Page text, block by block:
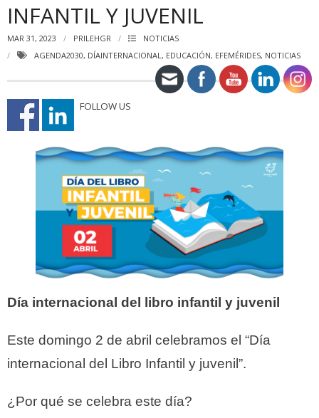
INFANTIL Y JUVENIL
MAR 31, 2023 PRILEHGR
NOTICIAS
AGENDA2030, DÍAINTERNACIONAL, EDUCACIÓN, EFEMÉRIDES, NOTICIAS
FOLLOW US
Día internacional del libro infantil y juvenil
Este domingo 2 de abril celebramos el “Día
internacional del Libro Infantil y juvenil”.
¿Por qué se celebra este día?